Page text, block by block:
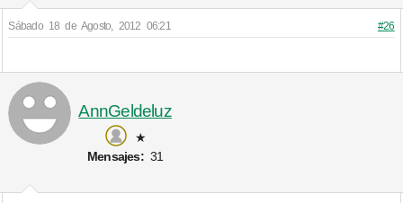
Sábado 18 de Agosto, 2012 06:21 #26
AnnGeldeluz
★
Mensajes:31